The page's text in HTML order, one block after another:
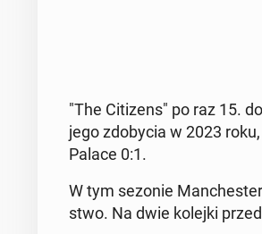
"The Ci­ti­zens" po raz 15.
jego zdo­by­cia w 2023
Palace 0:1.
W tym sezonie
stwo. Na dwie kolejki